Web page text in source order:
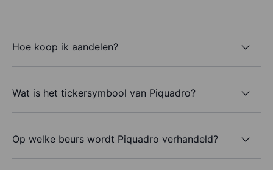
Hoe koop ik aandelen?
Wat is het tickersymbool van Piquadro?
Op welke beurs wordt Piquadro verhandeld?